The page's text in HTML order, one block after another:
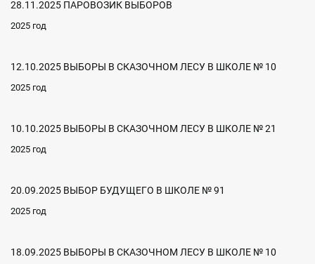
28.11.2025 ПАРОВОЗИК ВЫБОРОВ
2025 год
12.10.2025 ВЫБОРЫ В СКАЗОЧНОМ ЛЕСУ В ШКОЛЕ № 10
2025 год
10.10.2025 ВЫБОРЫ В СКАЗОЧНОМ ЛЕСУ В ШКОЛЕ № 21
2025 год
20.09.2025 ВЫБОР БУДУЩЕГО В ШКОЛЕ № 91
2025 год
18.09.2025 ВЫБОРЫ В СКАЗОЧНОМ ЛЕСУ В ШКОЛЕ № 10